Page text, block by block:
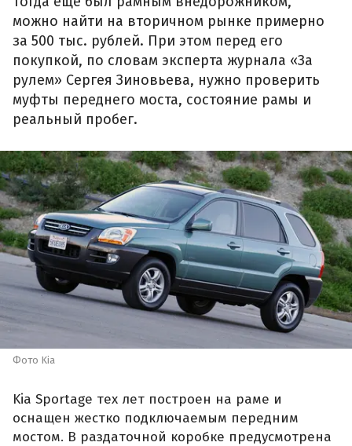
можно найти на вторичном рынке примерно
за 500 тыс. рублей. При этом перед его
покупкой, по словам эксперта журнала «За
рулем» Сергея Зиновьева, нужно проверить
муфты переднего моста, состояние рамы и
реальный пробег.
Фото Kia
Kia Sportage тех лет построен на раме и
оснащен жестко подключаемым передним
мостом. В раздаточной коробке предусмотрена